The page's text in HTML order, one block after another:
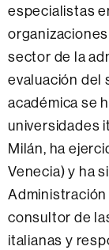
especialistas
sector de la
evaluación del
académica se
universidades
Milán, ha
Venecia) y ha
Administración
consultor de
italianas y